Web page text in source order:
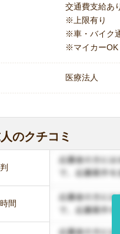
交通費支給あ
※上限有り
※車・バイク
※マイカーOK
医療法人
のクチコミ
間